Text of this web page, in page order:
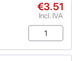
€3.51
Incl. IVA